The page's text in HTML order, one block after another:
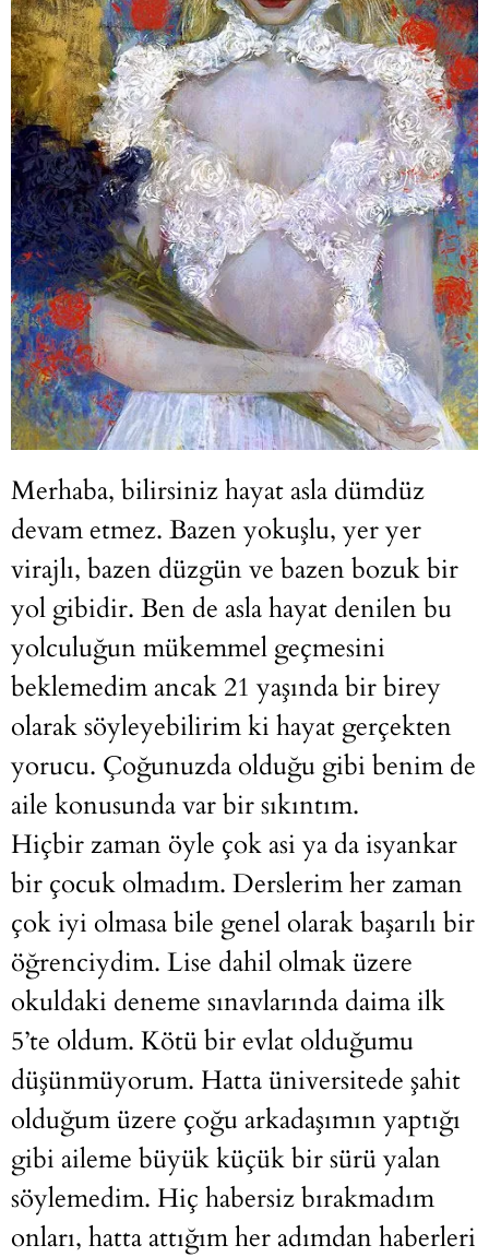
Merhaba, bilirsiniz hayat asla dümdüz
devam etmez. Bazen yokuşlu, yer yer
virajlı, bazen düzgün ve bazen bozuk bir
yol gibidir. Ben de asla hayat denilen bu
yolculuğun mükemmel geçmesini
beklemedim ancak 21 yaşında bir birey
olarak söyleyebilirim ki hayat gerçekten
yorucu. Çoğunuzda olduğu gibi benim de
aile konusunda var bir sıkıntım.
Hiçbir zaman öyle çok asi ya da isyankar
bir çocuk olmadım. Derslerim her zaman
çok iyi olmasa bile genel olarak başarılı bir
öğrenciydim. Lise dahil olmak üzere
okuldaki deneme sınavlarında daima ilk
5’te oldum. Kötü bir evlat olduğumu
düşünmüyorum. Hatta üniversitede şahit
olduğum üzere çoğu arkadaşımın yaptığı
gibi aileme büyük küçük bir sürü yalan
söylemedim. Hiç habersiz bırakmadım
onları, hatta attığım her adımdan haberleri